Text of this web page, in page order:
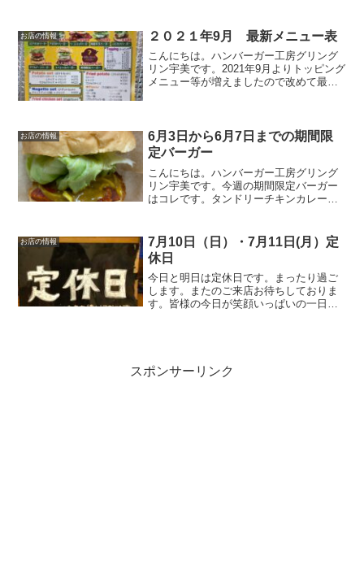
になりますように😊いってらっしゃい。
お店の情報 ２０２１年9月 最新メニュー表
こんにちは。ハンバーガー工房グリング
リン宇美です。2021年9月よりトッピング
メニュー等が増えましたので改めて最新
が笑顔いっぱいの一...
お店の情報
6月3日から6月7日までの期間限
定バーガー
こんにちは。ハンバーガー工房グリング
リン宇美です。今週の期間限定バーガー
はコレです。タンドリーチキンカレーバ
にしてみました。ピリ辛のカレーソース
がクセになる逸品です...
お店の情報
7月10日（日）・7月11日(月）定
休日
今日と明日は定休日です。まったり過ご
します。またのご来店お待ちしておりま
す。皆様の今日が笑顔いっぱいの一日に
スポンサーリンク